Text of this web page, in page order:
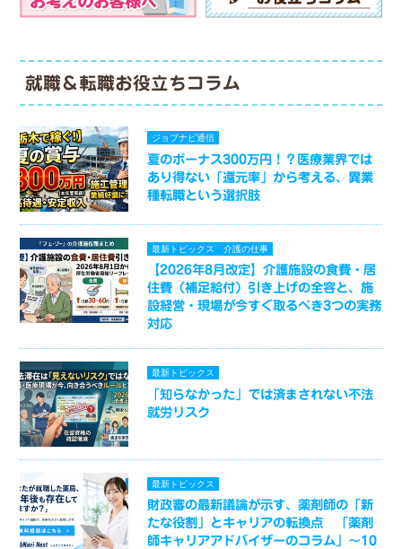
就職＆転職お役立ちコラム
ジョブナビ通信
夏のボーナス300万円！？医療業界では
あり得ない「還元率」から考える、異業
種転職という選択肢
最新トピックス 介護の仕事
【2026年8月改定】介護施設の食費・居
住費（補足給付）引き上げの全容と、施
設経営・現場が今すぐ取るべき3つの実務
対応
最新トピックス
「知らなかった」では済まされない不法
就労リスク
最新トピックス
財政審の最新議論が示す、薬剤師の「新
たな役割」とキャリアの転換点 「薬剤
師キャリアアドバイザーのコラム」～10